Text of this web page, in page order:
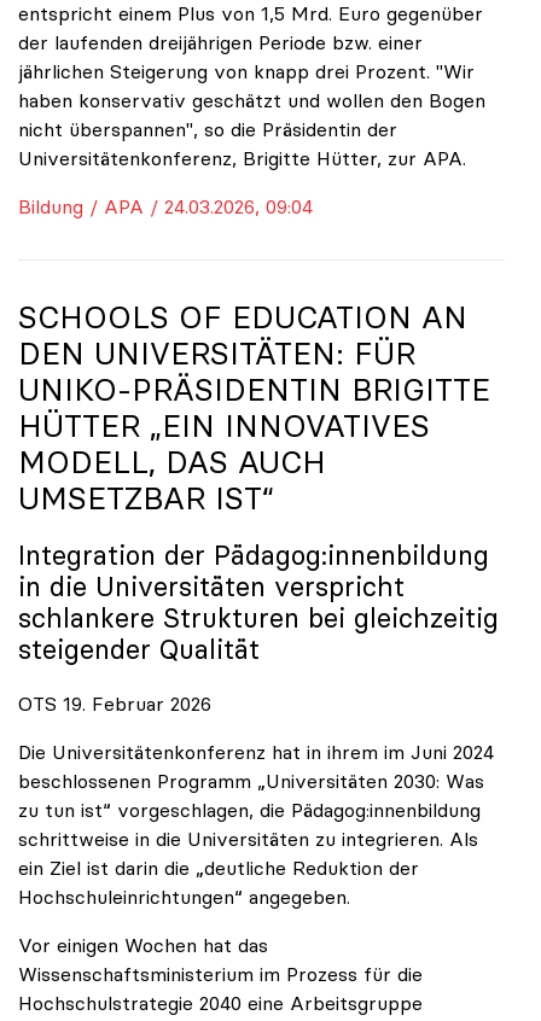
entspricht einem Plus von 1,5 Mrd. Euro gegenüber
der laufenden dreijährigen Periode bzw. einer
jährlichen Steigerung von knapp drei Prozent. "Wir
haben konservativ geschätzt und wollen den Bogen
nicht überspannen", so die Präsidentin der
Universitätenkonferenz, Brigitte Hütter, zur APA.
Bildung / APA / 24.03.2026, 09:04
SCHOOLS OF EDUCATION AN
DEN UNIVERSITÄTEN: FÜR
UNIKO-PRÄSIDENTIN BRIGITTE
HÜTTER „EIN INNOVATIVES
MODELL, DAS AUCH
UMSETZBAR IST“
Integration der Pädagog:innenbildung
in die Universitäten verspricht
schlankere Strukturen bei gleichzeitig
steigender Qualität
OTS 19. Februar 2026
Die Universitätenkonferenz hat in ihrem im Juni 2024
beschlossenen Programm „Universitäten 2030: Was
zu tun ist“ vorgeschlagen, die Pädagog:innenbildung
schrittweise in die Universitäten zu integrieren. Als
ein Ziel ist darin die „deutliche Reduktion der
Hochschuleinrichtungen“ angegeben.
Vor einigen Wochen hat das
Wissenschaftsministerium im Prozess für die
Hochschulstrategie 2040 eine Arbeitsgruppe